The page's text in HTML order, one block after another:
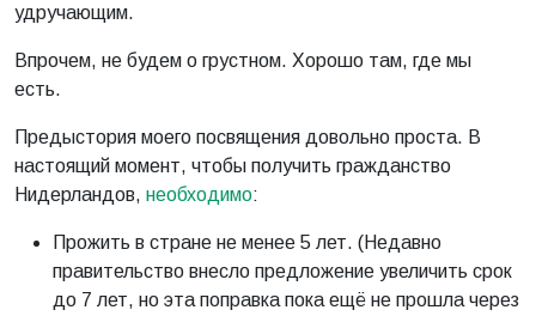
удручающим.
Впрочем, не будем о грустном. Хорошо там, где мы
есть.
Предыстория моего посвящения довольно проста. В
настоящий момент, чтобы получить гражданство
Нидерландов, необходимо:
Прожить в стране не менее 5 лет. (Недавно
правительство внесло предложение увеличить срок
до 7 лет, но эта поправка пока ещё не прошла через